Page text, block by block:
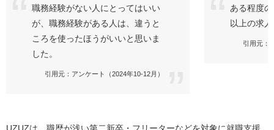
職務経験がない人にとってはいい
が、職務経験がある人は、違うと
ころを使ったほうがいいと思いま
した。
引用元：アンケート（2024年10-12月）
ある程度
以上の求
引用元：
UZUZは、職歴が浅い第二新卒・フリーターなどを対象に就職支援